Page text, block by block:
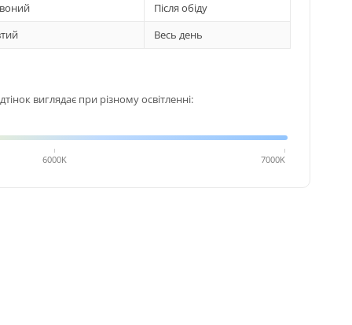
Після обіду
Весь день
виглядає при різному освітленні:
6000K 7000K